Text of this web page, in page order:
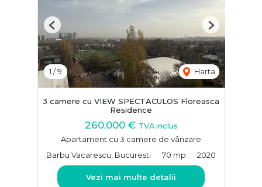
1 /9 Harta
Previous Next
3 camere cu VIEW SPECTACULOS Floreasca
Residence
260,000 € TVA inclus
Apartament cu 3 camere de vânzare
Barbu Vacarescu, Bucuresti
70 mp 2020
Vezi mai multe detalii